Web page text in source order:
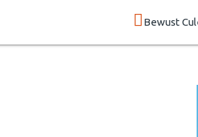
Bewust